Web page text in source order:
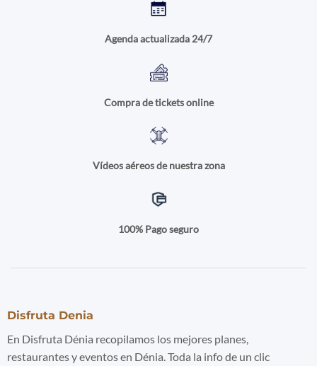
Agenda actualizada 24/7
Compra de tickets online
Vídeos aéreos de nuestra zona
100% Pago seguro
Disfruta Denia
En Disfruta Dénia recopilamos los mejores planes,
restaurantes y eventos en Dénia. Toda la info de un clic